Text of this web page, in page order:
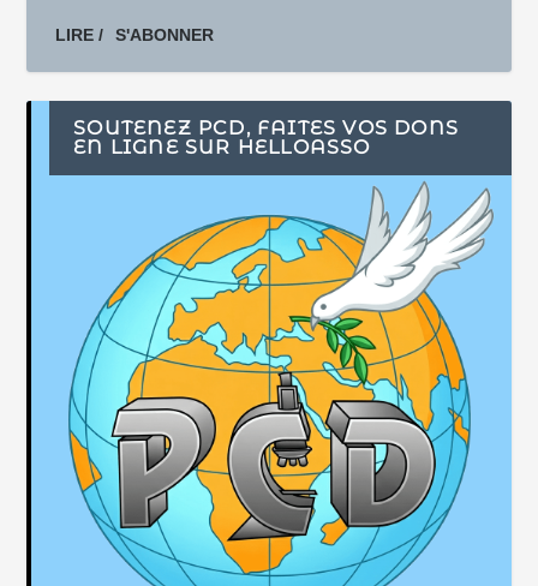
LIRE / S'ABONNER
SOUTENEZ PCD, FAITES VOS DONS
EN LIGNE SUR HELLOASSO